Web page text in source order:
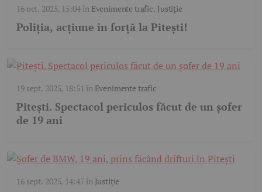
16 oct. 2025, 15:04în Evenimente trafic, Justiție
Poliția, acțiune în forță la Pitești!
19 sept. 2025, 18:51 în Evenimente trafic
Pitești. Spectacol periculos făcut de un șofer
de 19 ani
16 sept. 2025, 14:47în Justiție